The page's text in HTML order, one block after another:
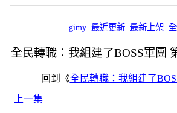
gimy 最近更新 最新上架
全民轉職：我組建了BOSS軍團
回到《全民轉職：我組建了
上一集